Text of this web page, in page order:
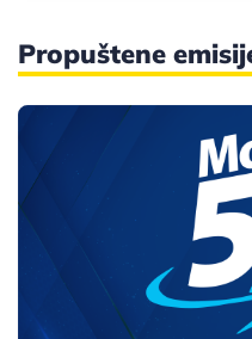
Propuštene